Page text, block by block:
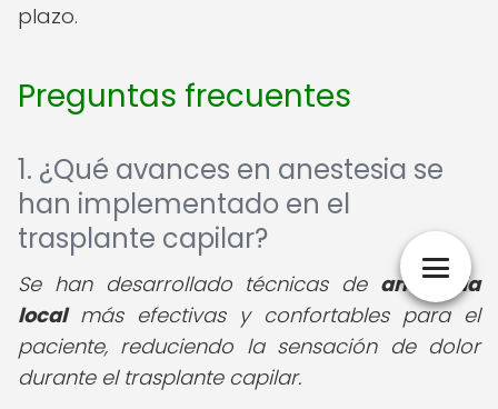
plazo.
Preguntas frecuentes
1. ¿Qué avances en anestesia se
han implementado en el
trasplante capilar?
Se han desarrollado técnicas de anestesia
localmás efectivas y confortables para el
paciente, reduciendo la sensación de dolor
durante el trasplante capilar.